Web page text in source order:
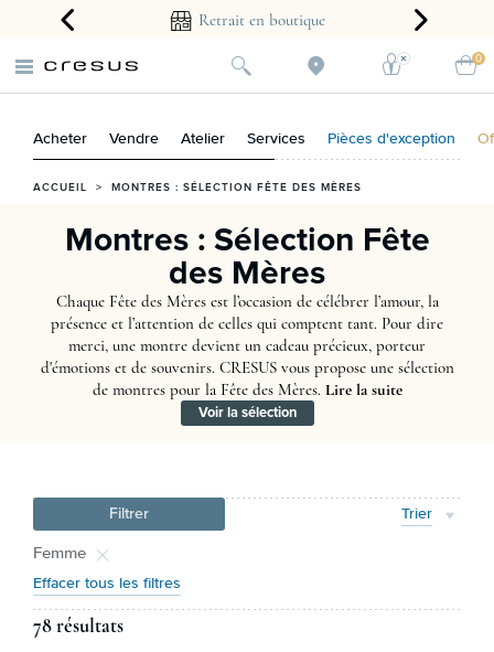
2 ans Retrait en boutique
0
Acheter Vendre Atelier Services Pièces d'exception
ACCUEIL > MONTRES : SÉLECTION FÊTE DES MÈRES
Montres : Sélection Fête
des Mères
Chaque Fête des Mères est l’occasion de célébrer l’amour, la
présence et l’attention de celles qui comptent tant. Pour dire
merci, une montre devient un cadeau précieux, porteur
d'émotions et de souvenirs. CRESUS vous propose une sélection
de montres pour la Fête des Mères. Lire la suite
Voir la sélection
Filtrer Trier
Femme
Effacer tous les filtres
78 résultats